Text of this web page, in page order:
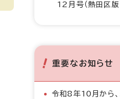
12月号（熱田区版
重要なお知らせ
令和8年10月から